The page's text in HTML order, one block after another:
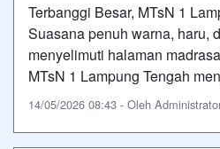
Terbanggi Besar, MTsN 1
Suasana penuh warna, haru,
menyelimuti halaman
MTsN 1 Lampung Tengah
14/05/2026 08:43 - Oleh